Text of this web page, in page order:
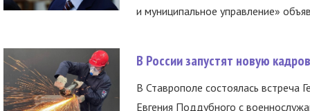
и муниципальное управление»
В России запустят новую
В Ставрополе состоялась встреча
Евгения Поддубного с